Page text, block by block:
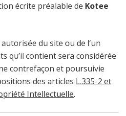
écrite préalable de Kotee
du site ou de l’un
qu’il contient sera considérée
contrefaçon et poursuivie
des articles L.335-2 et
Intellectuelle.